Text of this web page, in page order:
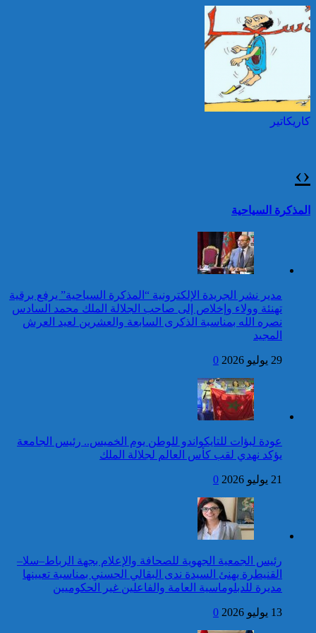
قرابة ألف حريق في غابات
كندا وسحب الدخان تصل
إلى الشمال الشرقي
حرائق الغابات : الاتحاد
لدعم فرنسا والبرتغال
حصيلة حوادث السير
بالمناطق الحضرية خلال
الأسبوع المنصرم
حصيلة حوادث السير
بالمناطق الحضرية خلال
الأسبوع المنصرم
العرش المجيد
برقية تهنئة إلى جلالة الملك
من رئيس إثيوبيا بمناسبة عيد
العرش المجيد
برقية تهنئة إلى جلالة الملك
من الرئيس الانتقالي
لجمهورية مالي، رئيس الدولة،
بمناسبة عيد العرش المجيد
من رئيس جمهورية النيجر
بمناسبة عيد العرش المجيد
توقيف شخصين هددا شرطيا
بسكينين خلال محاولة سرقة ليلا
تقرير: 67,7% من الأشخاص في
وضعية إعاقة لم يبلغوا أي مستوى
المديرية العامة للأمن الوطني تؤكد
بريطانية بشأن “اعتقال” مواطن
بريطاني عارية من الصحة
توقيف شخص للاشتباه في تورطه
في ارتكاب جريمة السرقة
المقرونة بالضرب والجرح المفضي
للموت كان ضحيتها مواطن أجنبي
بتارودانت
كاريكاتير
كاريكاتير
كاريكاتير
‹
›
المذكرة السياحية
مدير نشر الجريدة الإلكترونية “المذكرة السياحية” يرفع برقية
تهنئة وولاء وإخلاص إلى صاحب الجلالة الملك محمد السادس
نصره الله بمناسبة الذكرى السابعة والعشرين لعيد العرش
المجيد
29 يوليو 2026 0
عودة لبؤات للتايكواندو للوطن يوم الخميس.. رئيس الجامعة
يؤكد نهدي لقب كأس العالم لجلالة الملك
21 يوليو 2026 0
رئيس الجمعية الجهوية للصحافة والإعلام بجهة الرباط–سلا–
القنيطرة يهنئ السيدة ندى البقالي الحسني بمناسبة تعيينها
مديرة للدبلوماسية العامة والفاعلين غير الحكوميين
13 يوليو 2026 0